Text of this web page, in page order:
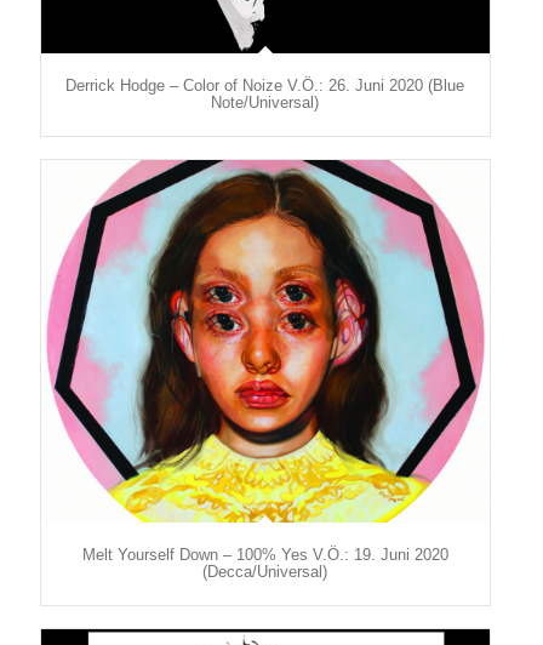
Derrick Hodge – Color of Noize V.Ö.: 26. Juni 2020 (Blue
Note/Universal)
Melt Yourself Down – 100% Yes V.Ö.: 19. Juni 2020
(Decca/Universal)